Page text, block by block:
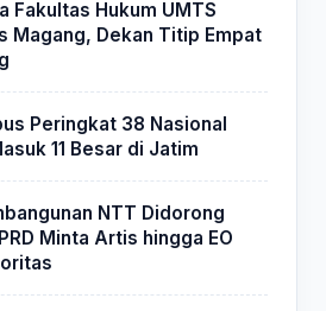
Fakultas Hukum UMTS
Magang, Dekan Titip Empat
Peringkat 38 Nasional
11 Besar di Jatim
NTT Didorong
Minta Artis hingga EO